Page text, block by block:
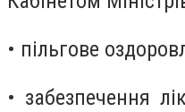
• пільгове
• забезпечення